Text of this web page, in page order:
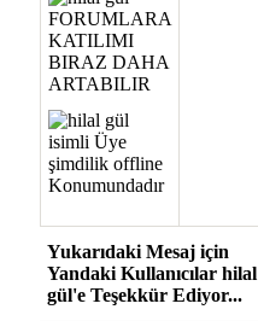
Yukarıdaki Mesaj için
Yandaki Kullanıcılar hilal
gül'e Teşekkür Ediyor...